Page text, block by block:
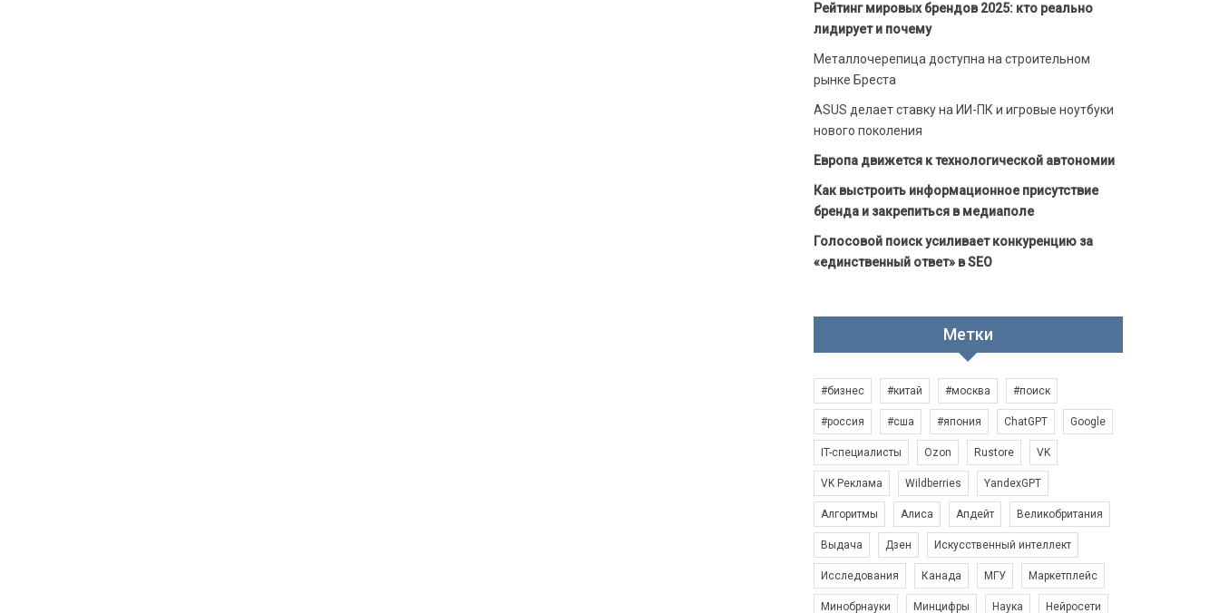
Рейтинг мировых брендов 2025: кто реально
лидирует и почему
Металлочерепица доступна на строительном
рынке Бреста
ASUS делает ставку на ИИ-ПК и игровые ноутбуки
нового поколения
Европа движется к технологической автономии
Как выстроить информационное присутствие
бренда и закрепиться в медиаполе
Голосовой поиск усиливает конкуренцию за
«единственный ответ» в SEO
Метки
#бизнес #китай #москва #поиск
#россия #сша #япония ChatGPT Google
IT-специалисты Ozon Rustore VK
VK Реклама Wildberries YandexGPT
Алгоритмы Алиса Апдейт Великобритания
Выдача Дзен Искусственный интеллект
Исследования Канада МГУ Маркетплейс
Минобрнауки Минцифры Наука Нейросети